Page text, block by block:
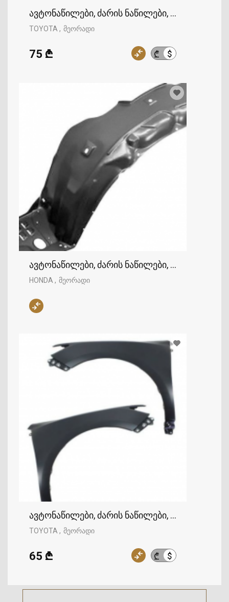
ავტონაწილები, ძარის ნაწილები, ფრთა,
TOYOTA მეორადი
₾ $
75 ₾
ავტონაწილები, ძარის ნაწილები, ფრთა,
HONDA მეორადი
ავტონაწილები, ძარის ნაწილები, ფრთა,
TOYOTA მეორადი
₾ $
65 ₾